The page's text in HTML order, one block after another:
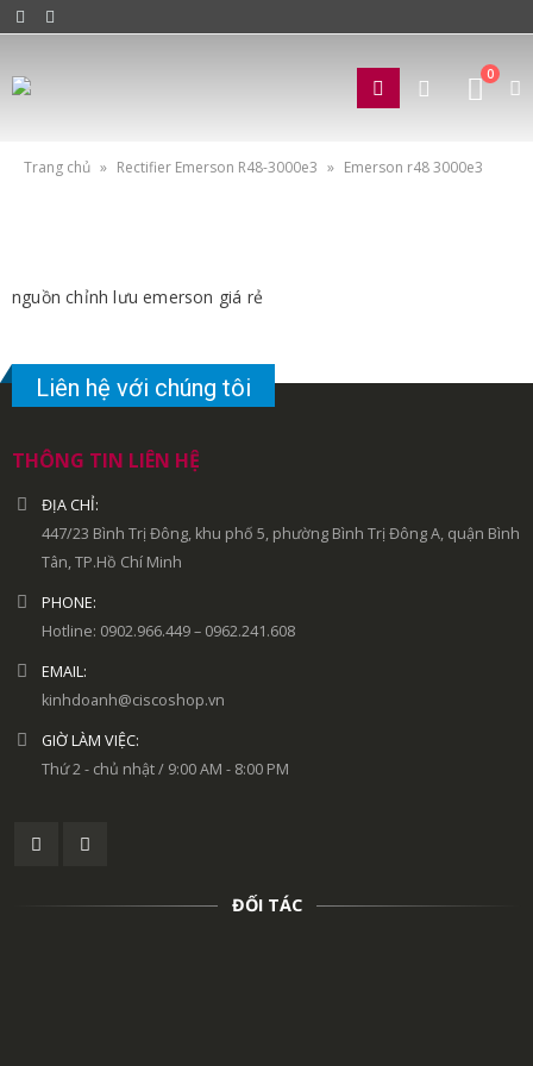
0
Trang chủ » Rectifier Emerson R48-3000e3 » Emerson r48 3000e3
nguồn chỉnh lưu emerson giá rẻ
Liên hệ với chúng tôi
THÔNG TIN LIÊN HỆ
ĐỊA CHỈ:
447/23 Bình Trị Đông, khu phố 5, phường Bình Trị Đông A, quận Bình
Tân, TP.Hồ Chí Minh
PHONE:
Hotline: 0902.966.449 – 0962.241.608
EMAIL:
kinhdoanh@ciscoshop.vn
GIỜ LÀM VIỆC:
Thứ 2 - chủ nhật / 9:00 AM - 8:00 PM
ĐỐI TÁC